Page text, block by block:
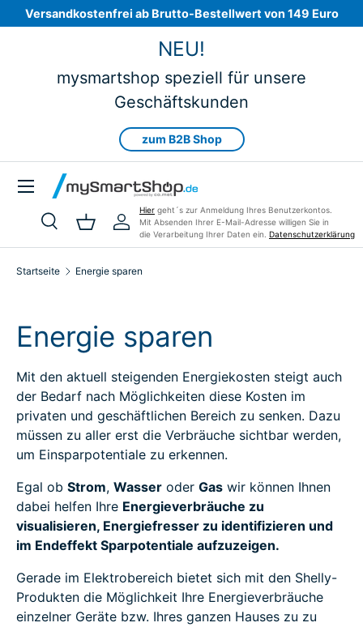
Direkt zum Inhalt
Versandkostenfrei ab Brutto-Bestellwert von 149 Euro
NEU!
mysmartshop speziell für unsere
Geschäftskunden
zum B2B Shop
Suchen
Art
SucheEinkaufskorb
Einloggen
Hier geht´s zur Anmeldung Ihres Benutzerkontos.
Mit Absenden Ihrer E-Mail-Adresse willigen Sie in
die Verarbeitung Ihrer Daten ein. Datenschutzerklärung
Menü
Startseite Energie sparen
Energie sparen
Mit den aktuell steigenden Energiekosten steigt auch
der Bedarf nach Möglichkeiten diese Kosten im
privaten und geschäftlichen Bereich zu senken. Dazu
müssen zu aller erst die Verbräuche sichtbar werden,
um Einsparpotentiale zu erkennen.
Egal ob Strom, Wasser oder Gas wir können Ihnen
dabei helfen Ihre Energieverbräuche zu
visualisieren, Energiefresser zu identifizieren und
im Endeffekt Sparpotentiale aufzuzeigen.
Gerade im Elektrobereich bietet sich mit den Shelly-
Produkten die Möglichkeit Ihre Energieverbräuche
einzelner Geräte bzw. Ihres ganzen Hauses zu zu